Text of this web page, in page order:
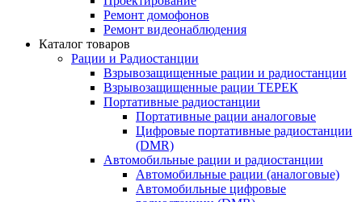
Ремонт домофонов
Ремонт видеонаблюдения
Каталог товаров
Рации и Радиостанции
Взрывозащищенные рации и радиостанции
Взрывозащищенные рации ТЕРЕК
Портативные радиостанции
Портативные рации аналоговые
Цифровые портативные радиостанции
(DMR)
Автомобильные рации и радиостанции
Автомобильные рации (аналоговые)
Автомобильные цифровые